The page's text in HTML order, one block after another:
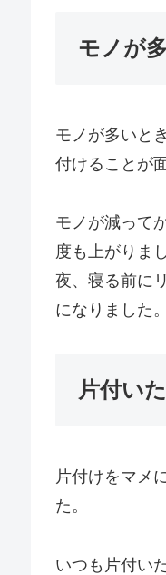
モノが
モノが多いと
付けることが
モノが減って
度も上がりま
夜、寝る前に
になりました。
片付い
片付けをマメ
た。
いつも片付い